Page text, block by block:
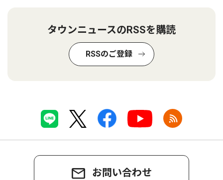
タウンニュースのRSSを購読
RSSのご登録
お問い合わせ